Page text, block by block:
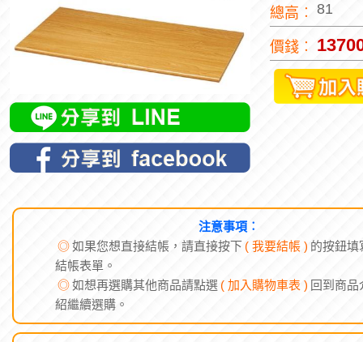
總高︰ 81
價錢︰
注意事項︰
◎如果您想直接結帳，請直接按下 ( 我要結帳 ) 的按鈕填
結帳表單。
◎如想再選購其他商品請點選 ( 加入購物車表 ) 回到商品
紹繼續選購。